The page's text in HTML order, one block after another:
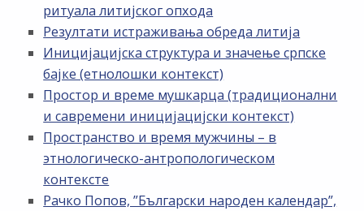
ритуала литијског опхода
Резултати истраживања обреда литија
Иницијацијска структура и значење српске
бајке (етнолошки контекст)
Простор и време мушкарца (традиционални
и савремени иницијацијски контекст)
Пространство и время мужчины – в
этнологическо-антропологическом
контексте
Рачко Попов, ”Български народен календар”,